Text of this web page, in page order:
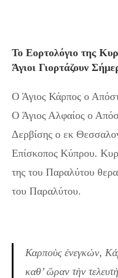
Το Εορτολόγιο της
Άγιοι Γιορτάζουν
Ο Άγιος Κάρπος ο
Ο Άγιος Αλφαίος ο
Δερβίσης ο εκ
Επίσκοπος Κύπρου.
της του Παραλύτου
του Παραλύτου.
Καρποὺς ἐνεγκών,
καθ’ ὥραν τὴν